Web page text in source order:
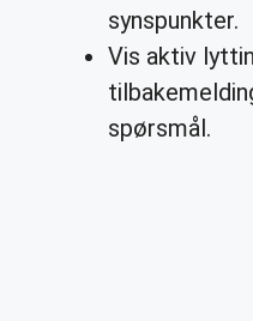
synspunkter.
Vis aktiv
spørsmål.